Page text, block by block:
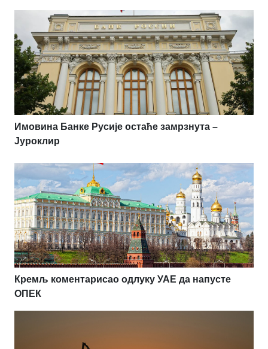
Имовина Банке Русије остаће замрзнута –
Јуроклир
Кремљ коментарисао одлуку УАЕ да напусте
ОПЕК